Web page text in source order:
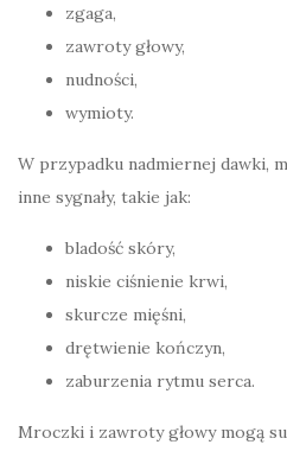
zgaga,
zawroty głowy,
nudności,
wymioty.
W przypadku nadmiernej dawki,
inne sygnały, takie jak:
bladość skóry,
niskie ciśnienie krwi,
skurcze mięśni,
drętwienie kończyn,
zaburzenia rytmu serca.
Mroczki i zawroty głowy mogą